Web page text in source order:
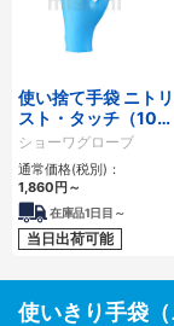
使い捨て手袋 ニトリ
スト・タッチ（100
枚入）No.882
ショーワグローブ
通常価格(税別)：
1,860円～
在庫品1日目～
当日出荷可能
使いきり手袋